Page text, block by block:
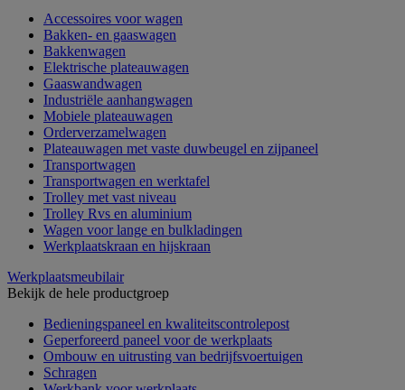
Accessoires voor wagen
Bakken- en gaaswagen
Bakkenwagen
Elektrische plateauwagen
Gaaswandwagen
Industriële aanhangwagen
Mobiele plateauwagen
Orderverzamelwagen
Plateauwagen met vaste duwbeugel en zijpaneel
Transportwagen
Transportwagen en werktafel
Trolley met vast niveau
Trolley Rvs en aluminium
Wagen voor lange en bulkladingen
Werkplaatskraan en hijskraan
Werkplaatsmeubilair
Bekijk de hele productgroep
Bedieningspaneel en kwaliteitscontrolepost
Geperforeerd paneel voor de werkplaats
Ombouw en uitrusting van bedrijfsvoertuigen
Schragen